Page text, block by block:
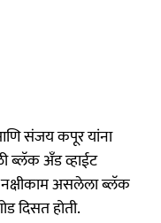
संजय कपूर यांना
ब्लॅक अँड व्हाईट
नक्षीकाम असलेला ब्लॅक
दिसत होती.